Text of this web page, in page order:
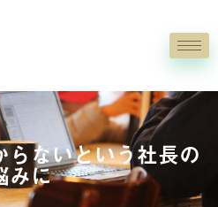
らないという社長の
みに